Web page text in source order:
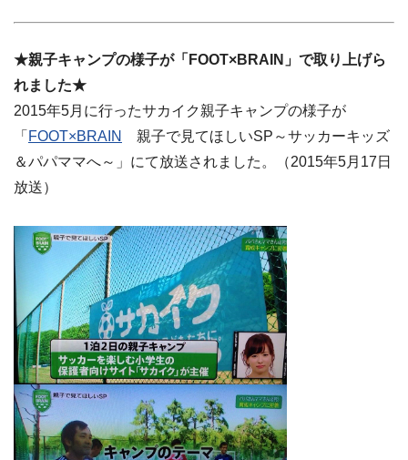
★親子キャンプの様子が「FOOT×BRAIN」で取り上げら
れました★
2015年5月に行ったサカイク親子キャンプの様子が
「 FOOT×BRAIN
親子で見てほしいSP～サッカーキッズ
＆パパママへ～」にて放送されました。（2015年5月17日
放送）